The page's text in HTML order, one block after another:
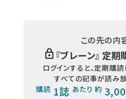
この先の内
『ブレーン』 定
ログインすると、定期購
すべての記事が読み放
購読 1誌 あたり 約